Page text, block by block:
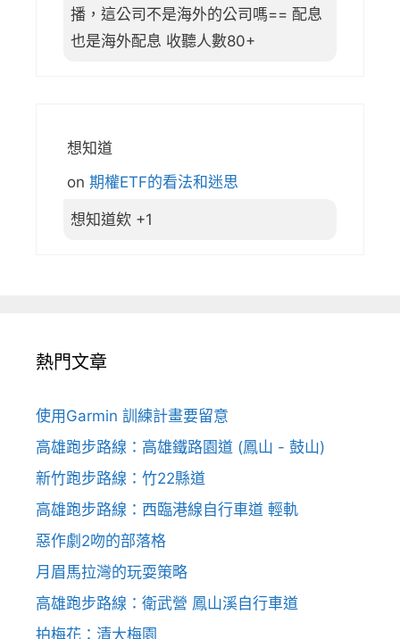
播，這公司不是海外的公司嗎== 配息
也是海外配息 收聽人數80+
想知道
on 期權ETF的看法和迷思
想知道欸 +1
熱門文章
使用Garmin 訓練計畫要留意
高雄跑步路線：高雄鐵路園道 (鳳山 - 鼓山)
新竹跑步路線：竹22縣道
高雄跑步路線：西臨港線自行車道 輕軌
惡作劇2吻的部落格
月眉馬拉灣的玩耍策略
高雄跑步路線：衛武營 鳳山溪自行車道
拍梅花：清大梅園